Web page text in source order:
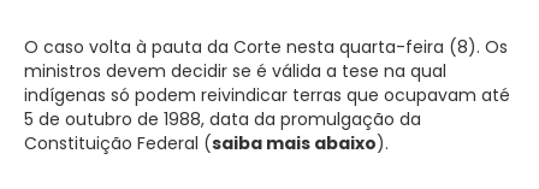
O caso volta à pauta da Corte nesta quarta-feira (8). Os
ministros devem decidir se é válida a tese na qual
indígenas só podem reivindicar terras que ocupavam até
5 de outubro de 1988, data da promulgação da
Constituição Federal (saiba mais abaixo).